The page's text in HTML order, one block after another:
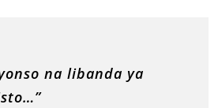
na libanda ya